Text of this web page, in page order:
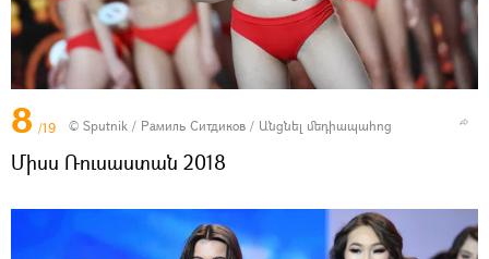
8 /19 © Sputnik / Рамиль Ситдиков / Անցնել մեդիապահոց
Միսս Ռուսաստան 2018